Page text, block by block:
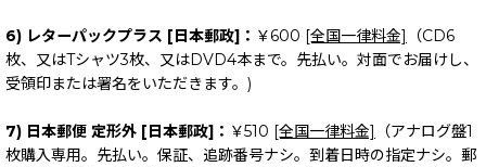
6) レターパックプラス [日本郵政]： ￥600 [全国一律料金]
（CD6
枚、又はTシャツ3枚、又はDVD4本まで。先払い。対面でお届けし、
受領印または署名をいただきます。)
7) 日本郵便 定形外 [日本郵政]： ￥510 [全国一律料金]
（アナログ盤1
枚購入専用。先払い。保証、追跡番号ナシ。到着日時の指定ナシ。郵